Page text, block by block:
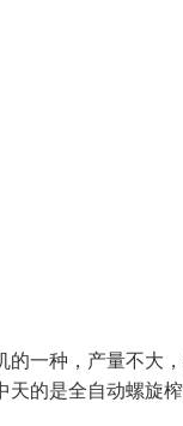
一种，产量不大
的是全自动螺旋